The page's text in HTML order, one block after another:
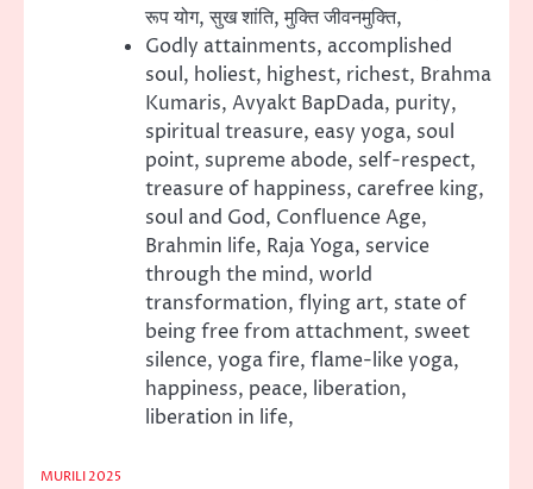
रूप योग, सुख शांति, मुक्ति जीवनमुक्ति,
Godly attainments, accomplished
soul, holiest, highest, richest, Brahma
Kumaris, Avyakt BapDada, purity,
spiritual treasure, easy yoga, soul
point, supreme abode, self-respect,
treasure of happiness, carefree king,
soul and God, Confluence Age,
Brahmin life, Raja Yoga, service
through the mind, world
transformation, flying art, state of
being free from attachment, sweet
silence, yoga fire, flame-like yoga,
happiness, peace, liberation,
liberation in life,
MURILI 2025